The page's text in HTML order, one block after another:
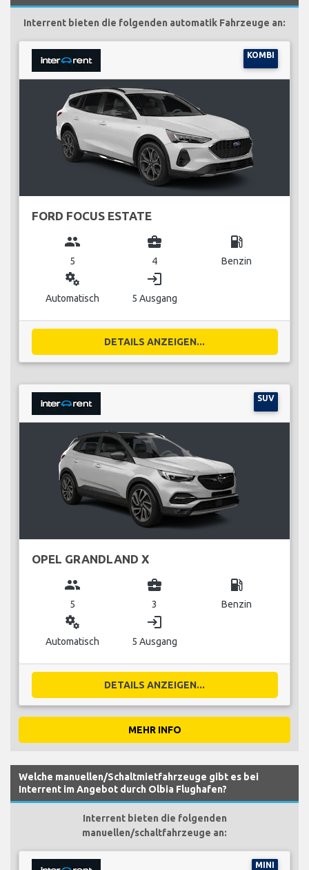
Interrent bieten die folgenden automatik Fahrzeuge an:
KOMBI
FORD FOCUS ESTATE
group
5
business_center
4
local_gas_station
Benzin
miscellaneous_services
Automatisch
login
5 Ausgang
DETAILS ANZEIGEN...
SUV
OPEL GRANDLAND X
group
5
business_center
3
local_gas_station
Benzin
miscellaneous_services
Automatisch
login
5 Ausgang
DETAILS ANZEIGEN...
MEHR INFO
Welche manuellen/Schaltmietfahrzeuge gibt es bei
Interrent im Angebot durch Olbia Flughafen?
Interrent bieten die folgenden
manuellen/schaltfahrzeuge an:
MINI